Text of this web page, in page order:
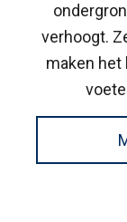
verhoogt.
maken het